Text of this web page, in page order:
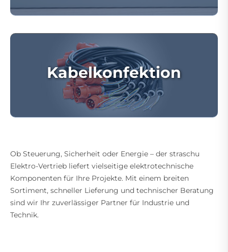
Kabelkonfektion
Ob Steuerung, Sicherheit oder Energie – der straschu
Elektro-Vertrieb liefert vielseitige elektrotechnische
Komponenten für Ihre Projekte. Mit einem breiten
Sortiment, schneller Lieferung und technischer Beratung
sind wir Ihr zuverlässiger Partner für Industrie und
Technik.